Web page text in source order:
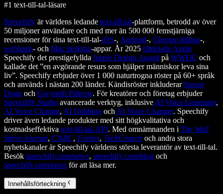
#1 text-till-tal-läsare
Speechify är världens ledande text-till-tal-plattform, betrodd av över
50 miljoner användare och med mer än 500 000 femstjärniga
recensioner för sina text-till-tal-iOS-, Android-, Chrome-tillägg-,
webbapp- och Mac desktop-appar. År 2025 tilldelade Apple
Speechify det prestigefyllda Apple Design Award på WWDC och
kallade det ”en avgörande resurs som hjälper människor leva sina
liv”. Speechify erbjuder över 1 000 naturtrogna röster på 60+ språk
och används i nästan 200 länder. Kändisröster inkluderar Snoop
Dogg och Gwyneth Paltrow. För kreatörer och företag erbjuder
Speechify Studio avancerade verktyg, inklusive AI Voice Generator,
AI Voice Cloning, AI Dubbing och AI Voice Changer. Speechify
driver även ledande produkter med sitt högkvalitativa och
kostnadseffektiva text-till-tal-API. Med omnämnanden i The Wall
Street Journal, CNBC, Forbes, TechCrunch och andra stora
nyhetskanaler är Speechify världens största leverantör av text-till-tal.
Besök speechify.com/news, speechify.com/blog och
speechify.com/press för att läsa mer.
Innehållsförteckning